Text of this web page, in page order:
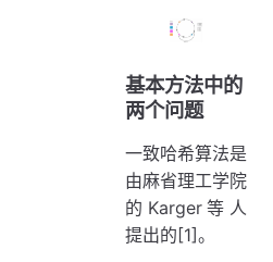
基本方法中的
两个问题
一致哈希算法是
由麻省理工学院
的Karger等人
提出的[1]。